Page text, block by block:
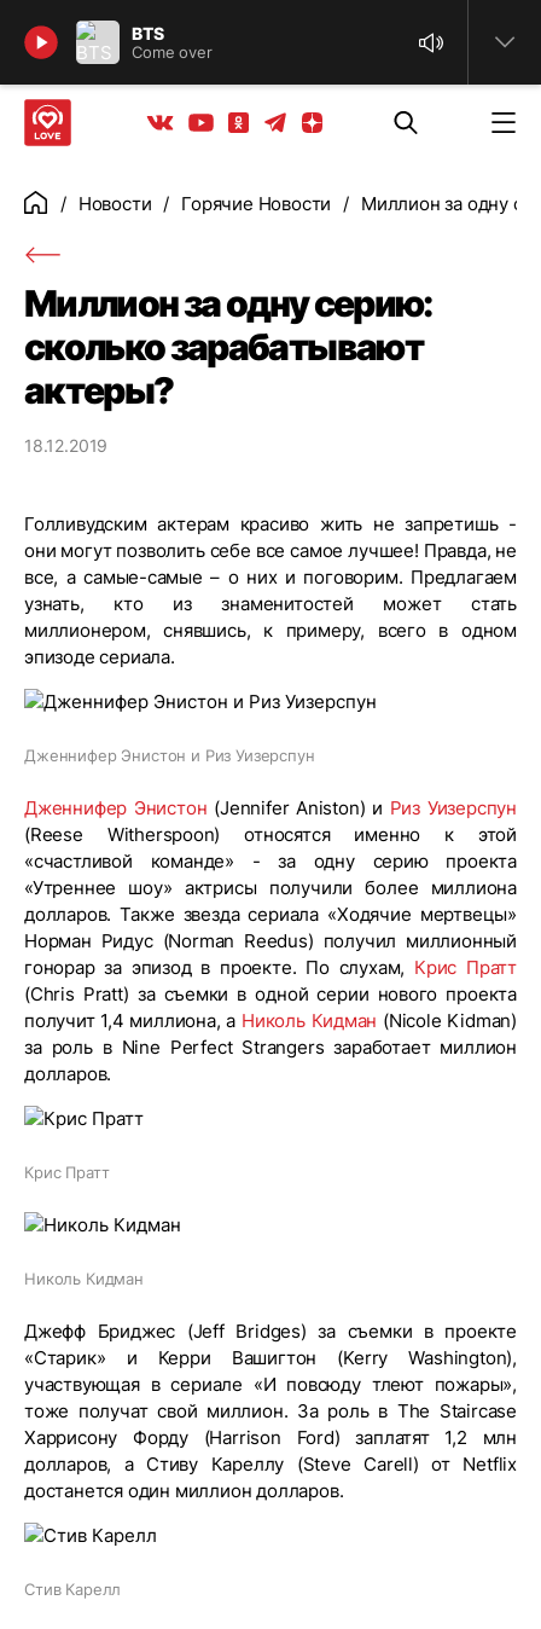
BTS
Come over
Найти
Вконтакте
YoutubeОдноклассники
ТелеграмЯндекс дзен
ГлавнаяНовости Горячие Новости Миллион за одну
Миллион за одну серию:
сколько зарабатывают
актеры?
18.12.2019
Голливудским актерам красиво жить не запретишь -
они могут позволить себе все самое лучшее! Правда, не
все, а самые-самые – о них и поговорим. Предлагаем
узнать, кто из знаменитостей может стать
миллионером, снявшись, к примеру, всего в одном
эпизоде сериала.
Дженнифер Энистон и Риз Уизерспун
Дженнифер Энистон (Jennifer Aniston) и Риз Уизерспун
(Reese Witherspoon) относятся именно к этой
«счастливой команде» - за одну серию проекта
«Утреннее шоу» актрисы получили более миллиона
долларов. Также звезда сериала «Ходячие мертвецы»
Норман Ридус (Norman Reedus) получил миллионный
гонорар за эпизод в проекте. По слухам, Крис Пратт
(Chris Pratt) за съемки в одной серии нового проекта
получит 1,4 миллиона, а Николь Кидман (Nicole Kidman)
за роль в Nine Perfect Strangers заработает миллион
долларов.
Крис Пратт
Николь Кидман
Джефф Бриджес (Jeff Bridges) за съемки в проекте
«Старик» и Керри Вашигтон (Kerry Washington),
участвующая в сериале «И повсюду тлеют пожары»,
тоже получат свой миллион. За роль в The Staircase
Харрисону Форду (Harrison Ford) заплатят 1,2 млн
долларов, а Стиву Кареллу (Steve Carell) от Netflix
достанется один миллион долларов.
Стив Карелл